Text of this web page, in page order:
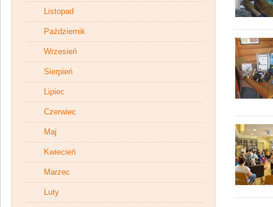
Listopad
Październik
Wrzesień
Sierpień
Lipiec
Czerwiec
Maj
Kwiecień
Marzec
Luty